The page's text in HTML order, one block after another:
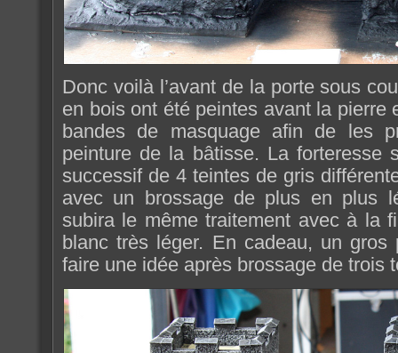
Donc voilà l’avant de la porte sous
en bois ont été peintes avant la pierre
bandes de masquage afin de les
peinture de la bâtisse. La forteresse
successif de 4 teintes de gris
avec un brossage de plus en plus
subira le même traitement avec à la
blanc très léger. En cadeau, un
faire une idée après brossage de trois